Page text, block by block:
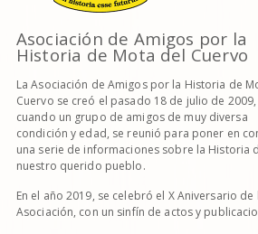
Asociación de Amigos por la
Historia de Mota del Cuervo
La Asociación de Amigos por la Historia de
Cuervo se creó el pasado 18 de julio de 2009,
cuando un grupo de amigos de muy diversa
condición y edad, se reunió para poner en
una serie de informaciones sobre la Historia
nuestro querido pueblo.
En el año 2019, se celebró el X Aniversario de
Asociación, con un sinfín de actos y